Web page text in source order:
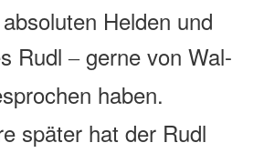
Helden und
Rudl–gerne von Wal-
haben.
später hat der Rudl